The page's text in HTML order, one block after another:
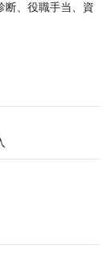
断、役職手当、資